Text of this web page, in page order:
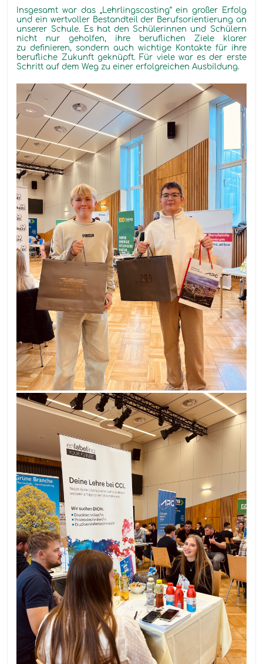
Insgesamt war das „Lehrlingscasting“ ein großer Erfolg
und ein wertvoller Bestandteil der Berufsorientierung an
unserer Schule. Es hat den Schülerinnen und Schülern
nicht nur geholfen, ihre beruflichen Ziele klarer
zu definieren, sondern auch wichtige Kontakte für ihre
berufliche Zukunft geknüpft. Für viele war es der erste
Schritt auf dem Weg zu einer erfolgreichen Ausbildung.